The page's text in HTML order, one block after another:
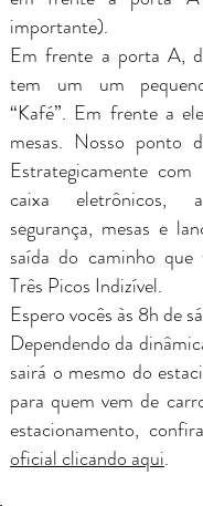
importante).
Em frente a porta A,
tem um um
“Kafé”. Em frente a
mesas. Nosso ponto
Estrategicamente
caixa eletrônicos,
segurança, mesas e
saída do caminho
Três Picos Indizível.
Espero vocês às 8h de
Dependendo da
sairá o mesmo do
para quem vem de
estacionamento,
oficial clicando aqui.